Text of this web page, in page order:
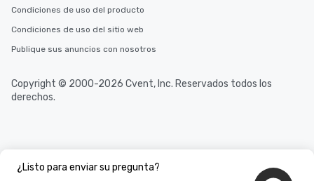
¿Listo para enviar su pregunta?
Condiciones de uso del producto
Condiciones de uso del sitio web
Publique sus anuncios con nosotros
Copyright © 2000-2026 Cvent, Inc. Reservados todos los
derechos.